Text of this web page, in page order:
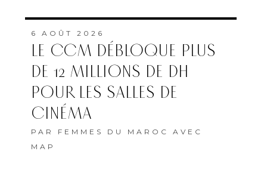
6 AOÛT 2026
LE CCM DÉBLOQUE PLUS
DE 12 MILLIONS DE DH
POUR LES SALLES DE
CINÉMA
PAR FEMMES DU MAROC AVEC
MAP